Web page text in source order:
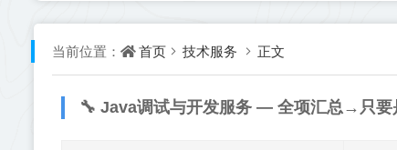
当前位置： 首页 技术服务 正文
🔧 Java调试与开发服务 — 全项汇总→只要